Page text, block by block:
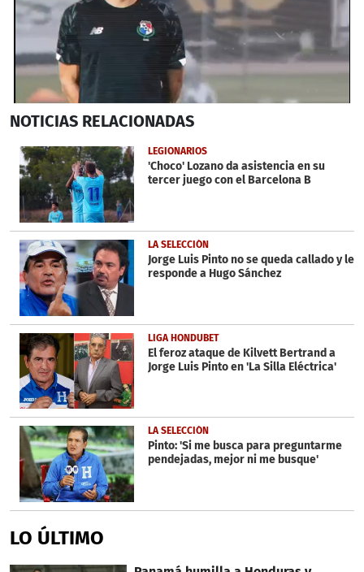
seconds
56
seconds
NOTICIAS RELACIONADAS
LEGIONARIOS
'Choco' Lozano da asistencia en su
tercer juego con el Barcelona B
LA SELECCIÓN
Jorge Luis Pinto no se queda callado y le
responde a Hugo Sánchez
LIGA HONDUBET
El feroz ataque de Kilvett Bertrand a
Jorge Luis Pinto en 'La Silla Eléctrica'
LA SELECCIÓN
Pinto: 'Si me busca para preguntarme
pendejadas, mejor ni me busque'
LO ÚLTIMO